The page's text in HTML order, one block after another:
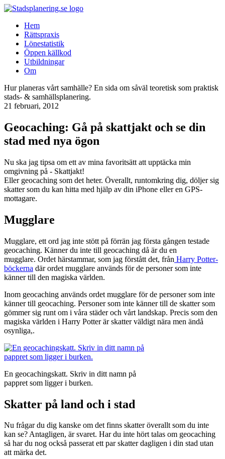
Hem
Rättspraxis
Lönestatistik
Öppen källkod
Utbildningar
Om
Hur planeras vårt samhälle? En sida om såväl teoretisk som praktisk
stads- & samhällsplanering.
21 februari, 2012
Geocaching: Gå på skattjakt och se din
stad med nya ögon
Nu ska jag tipsa om ett av mina favoritsätt att upptäcka min
omgivning på - Skattjakt!
Eller geocaching som det heter. Överallt, runtomkring dig, döljer sig
skatter som du kan hitta med hjälp av din iPhone eller en GPS-
mottagare.
Mugglare
Mugglare, ett ord jag inte stött på förrän jag första gången testade
geocaching. Känner du inte till geocaching då är du en
mugglare. Ordet härstammar, som jag förstått det, från Harry Potter-
böckerna där ordet mugglare används för de personer som inte
känner till den magiska världen.
Inom geocaching används ordet mugglare för de personer som inte
känner till geocaching. Personer som inte känner till de skatter som
gömmer sig runt om i våra städer och vårt landskap. Precis som den
magiska världen i Harry Potter är skatter väldigt nära men ändå
osynliga,.
En geocachingskatt. Skriv in ditt namn på
pappret som ligger i burken.
Skatter på land och i stad
Nu frågar du dig kanske om det finns skatter överallt som du inte
kan se? Antagligen, är svaret. Har du inte hört talas om geocaching
så har du nog också passerat ett par skatter dagligen i din stad utan
att märka det.